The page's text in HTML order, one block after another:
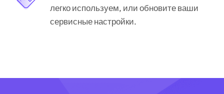
легко используем, или обновите ваши
сервисные настройки.